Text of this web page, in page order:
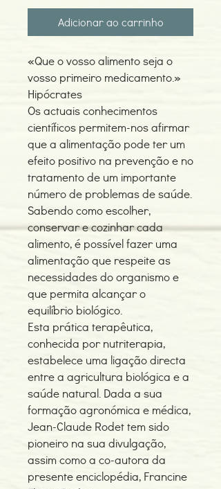
Adicionar ao carrinho
«Que o vosso alimento seja o
vosso primeiro medicamento.»
Hipócrates
Os actuais conhecimentos
científicos permitem-nos afirmar
que a alimentação pode ter um
efeito positivo na prevenção e no
tratamento de um importante
número de problemas de saúde.
Sabendo como escolher,
conservar e cozinhar cada
alimento, é possível fazer uma
alimentação que respeite as
necessidades do organismo e
que permita alcançar o
equilíbrio biológico.
Esta prática terapêutica,
conhecida por nutriterapia,
estabelece uma ligação directa
entre a agricultura biológica e a
saúde natural. Dada a sua
formação agronómica e médica,
Jean-Claude Rodet tem sido
pioneiro na sua divulgação,
assim como a co-autora da
presente enciclopédia, Francine